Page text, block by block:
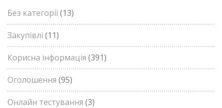
Без категорії(13)
Закупівлі (11)
Корисна інформація (391)
Оголошення (95)
Онлайн тестування (3)